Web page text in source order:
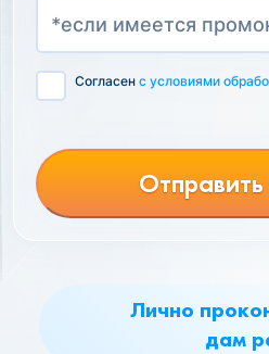
Лично
дам
Согласен с условиями
Отправить